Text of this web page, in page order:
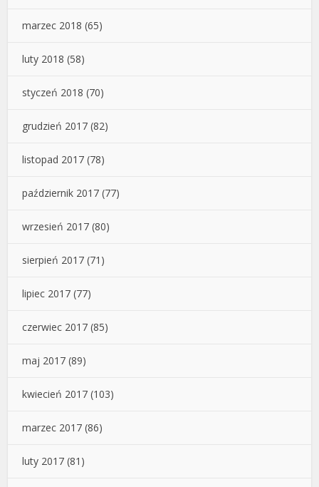
marzec 2018 (65)
luty 2018 (58)
styczeń 2018 (70)
grudzień 2017 (82)
listopad 2017 (78)
październik 2017 (77)
wrzesień 2017 (80)
sierpień 2017 (71)
lipiec 2017 (77)
czerwiec 2017 (85)
maj 2017 (89)
kwiecień 2017 (103)
marzec 2017 (86)
luty 2017 (81)